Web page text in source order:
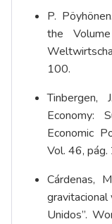
P.
the
100.
Tinbergen,
Economy:
Economic
Vol. 46,
Cárdenas,
Unidos”.